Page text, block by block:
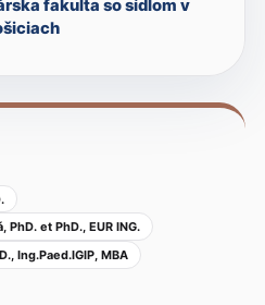
fakulta so sídlom v
et PhD., EUR ING.
Ing.Paed.IGIP, MBA